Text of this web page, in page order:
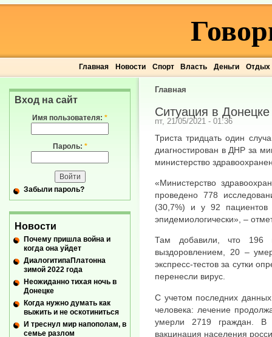
Главная Новости Спорт Власть Деньги Отдых
Главная
Ситуация в
пт, 21/05/2021 - 01:36
Триста тридцать один
диагностирован в ДНР за
министерство
«Министерство
проведено 778
(30,7%) и у 92 пациентов
эпидемиологически», –
Там добавили, что 196
выздоровлением, 20 –
экспресс-тестов за сутки
перенесли вирус.
С учетом последних
человека: лечение
умерли 2719 граждан. В
вакцинация населения
Вход на сайт
Имя пользователя: *
Пароль: *
Забыли пароль?
Новости
Почему пришла война и
когда она уйдет
ДиалогитипаПлатонна
зимой 2022 года
Неожиданно тихая ночь в
Донецке
Когда нужно думать как
выжить и не оскотиниться
И треснул мир напополам, в
семье разлом